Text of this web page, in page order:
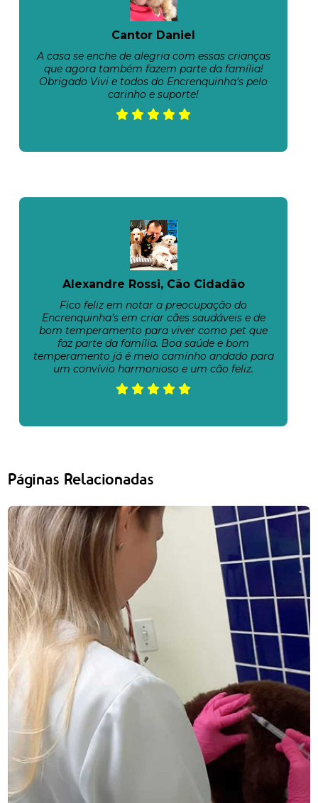
Cantor Daniel
A casa se enche de alegria com essas crianças
que agora também fazem parte da família!
Obrigado Vivi e todos do Encrenquinha's pelo
carinho e suporte!
Alexandre Rossi, Cão Cidadão
Fico feliz em notar a preocupação do
Encrenquinha’s em criar cães saudáveis e de
bom temperamento para viver como pet que
faz parte da família. Boa saúde e bom
temperamento já é meio caminho andado para
um convívio harmonioso e um cão feliz.
Páginas Relacionadas